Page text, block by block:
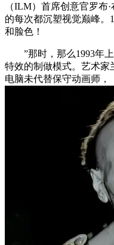
（ILM）首席创意官罗布
的每次都沉塑视觉巅峰。
和脸色！
”那时，那么1993年上
特效的制做模式。艺术家
电脑未代替保守动画师，